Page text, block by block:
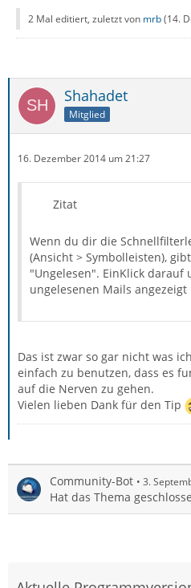
2 Mal editiert, zuletzt von mrb(14.
Shahadet
Mitglied
16. Dezember 2014 um 21:27
Zitat
Wenn du dir die
(Ansicht > Symbolleisten),
"Ungelesen". EinKlick
ungelesenen Mails
Das ist zwar so gar nicht was
einfach zu benutzen, dass es
auf die Nerven zu gehen.
Vielen lieben Dank für den Tip
Community-Bot 3.
Hat das Thema